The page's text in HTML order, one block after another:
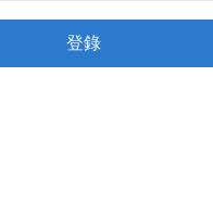
登錄